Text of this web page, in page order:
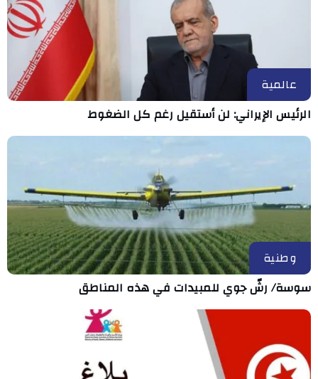
عالمية
الرئيس الإيراني: لن أستقيل رغم كل الضغوط
وطنية
سوسة/ رشّ جوي للمبيدات في هذه المناطق